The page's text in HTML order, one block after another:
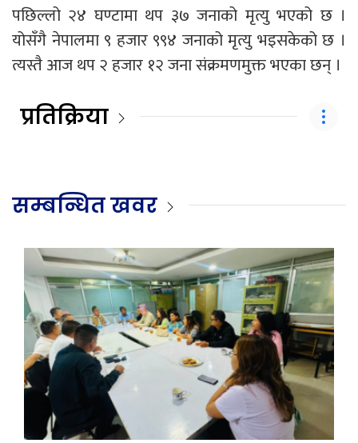
पछिल्लो २४ घण्टामा थप ३७ जनाको मृत्यु भएको छ ।
योसँगै नेपालमा ९ हजार ९९४ जनाको मृत्यु भइसकेको छ ।
त्यस्तै आज थप २ हजार १२ जना संक्रमणमुक्त भएका छन् ।
प्रतिक्रिया
सम्बन्धित खवर